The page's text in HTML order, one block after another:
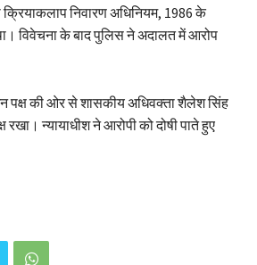
क्रियाकलाप निवारण अधिनियम, 1986 के
विवेचना के बाद पुलिस ने अदालत में आरोप
पक्ष की ओर से शासकीय अधिवक्ता शैलेश सिंह
रखा। न्यायाधीश ने आरोपी को दोषी पाते हुए